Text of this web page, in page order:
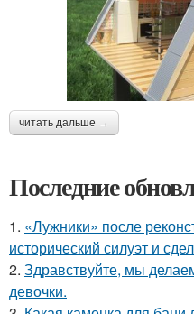
читать дальше →
Последние
1. «Лужники» после
исторический силуэт и
2. Здравствуйте, мы
девочки.